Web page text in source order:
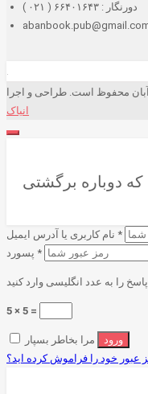
دورنگار : ۶۶۴۰۱۶۴۳ ( ۰۲۱ )
محفوظ است. طراحی و اجرا
انیاک
که دوباره برگشتی
*
*
5 × 5 =
عبور خود را فراموش کرده اید؟